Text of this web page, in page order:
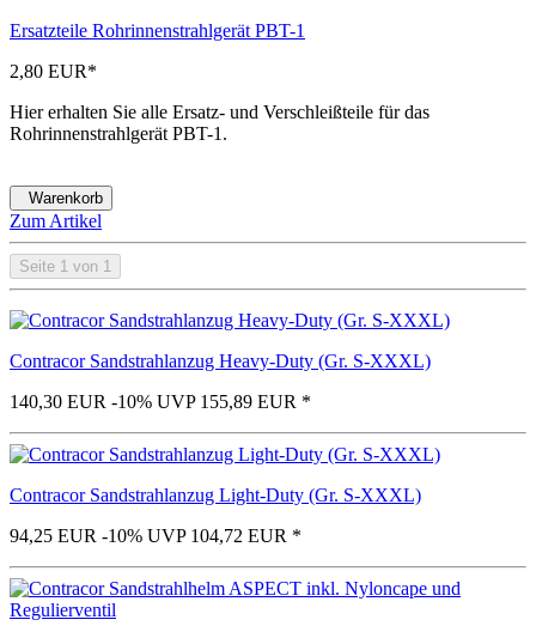
Ersatzteile Rohrinnenstrahlgerät PBT-1
2,80 EUR*
Hier erhalten Sie alle Ersatz- und Verschleißteile für das
Rohrinnenstrahlgerät PBT-1.
Warenkorb
Zum Artikel
Seite 1 von 1
Contracor Sandstrahlanzug Heavy-Duty (Gr. S-XXXL)
140,30 EUR -10% UVP 155,89 EUR *
Contracor Sandstrahlanzug Light-Duty (Gr. S-XXXL)
94,25 EUR -10% UVP 104,72 EUR *